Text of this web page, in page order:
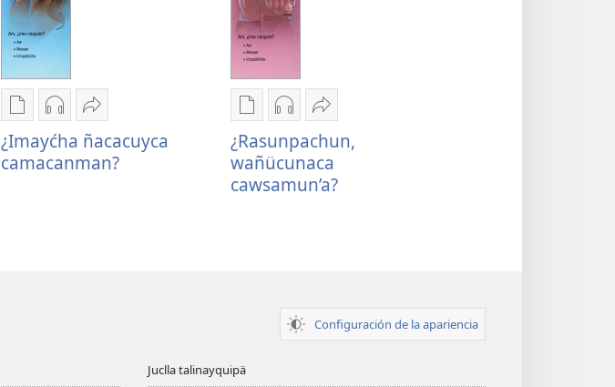
Imanuypam
juluchwan
publicaciuncunacta
Imanuypam
juluchwan
audiucta
Compartinapä
¿Imayćha
ñacacuyca
¿Imayćha ñacacuyca
camacanman?
Imanuypam
juluchwan
publicaciuncunacta
¿Rasunpachun,
Imanuypam
juluchwan
audiucta
¿Rasunpachun,
Compartinapä
¿Rasunpachun,
wañücunaca
cawsamun’a?
¿Rasunpachun,
wañücunaca
cawsamun’a?
Configuración de la apariencia
Juclla talinayquipä